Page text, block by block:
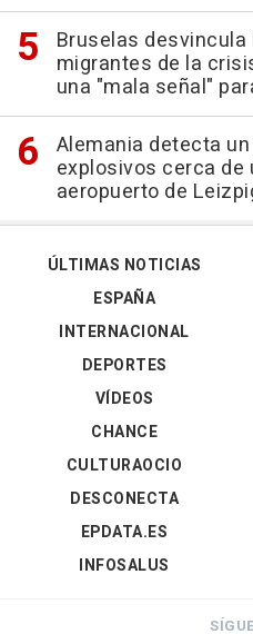
Bruselas
migrantes de la
una "mala señal"
Alemania detecta
explosivos cerca de
aeropuerto de
ÚLTIMAS NOTICIAS
ESPAÑA
INTERNACIONAL
DEPORTES
VÍDEOS
CHANCE
CULTURAOCIO
DESCONECTA
EPDATA.ES
INFOSALUS